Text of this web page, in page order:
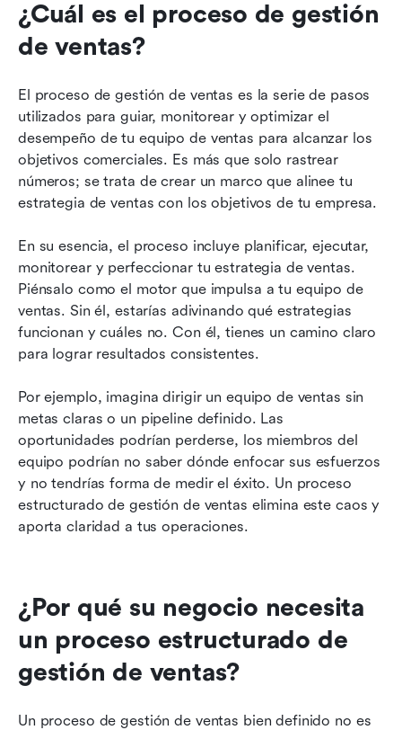
¿Cuál es el proceso de gestión
de ventas?
El proceso de gestión de ventas es la serie de pasos
utilizados para guiar, monitorear y optimizar el
desempeño de tu equipo de ventas para alcanzar los
objetivos comerciales. Es más que solo rastrear
números; se trata de crear un marco que alinee tu
estrategia de ventas con los objetivos de tu empresa.
En su esencia, el proceso incluye planificar, ejecutar,
monitorear y perfeccionar tu estrategia de ventas.
Piénsalo como el motor que impulsa a tu equipo de
ventas. Sin él, estarías adivinando qué estrategias
funcionan y cuáles no. Con él, tienes un camino claro
para lograr resultados consistentes.
Por ejemplo, imagina dirigir un equipo de ventas sin
metas claras o un pipeline definido. Las
oportunidades podrían perderse, los miembros del
equipo podrían no saber dónde enfocar sus esfuerzos
y no tendrías forma de medir el éxito. Un proceso
estructurado de gestión de ventas elimina este caos y
aporta claridad a tus operaciones.
¿Por qué su negocio necesita
un proceso estructurado de
gestión de ventas?
Un proceso de gestión de ventas bien definido no es